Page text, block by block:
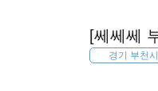
[쎄쎄쎄
경기 부천시